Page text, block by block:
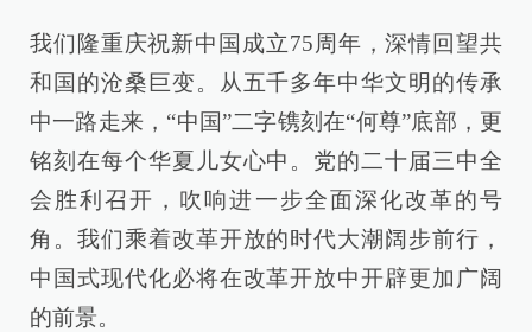
我们隆重庆祝新中国成立75周年，深情回望共
和国的沧桑巨变。从五千多年中华文明的传承
中一路走来，“中国”二字镌刻在“何尊”底部，更
铭刻在每个华夏儿女心中。党的二十届三中全
会胜利召开，吹响进一步全面深化改革的号
角。我们乘着改革开放的时代大潮阔步前行，
中国式现代化必将在改革开放中开辟更加广阔
的前景。